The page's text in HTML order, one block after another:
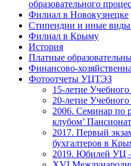
образовательного
Филиал в Новокузнецке
Стипендии и иные виды
Филиал в Крыму
История
Платные
Финансово-
Фотоотчеты УЦТЭЗ
15-летие
20-летие
2006. Семинар по
клубом’ Пансионат
2017. Первый
бухгалтеров в
2019. Юбилей УЦ